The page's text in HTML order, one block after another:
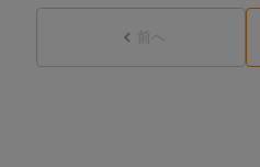
前へ